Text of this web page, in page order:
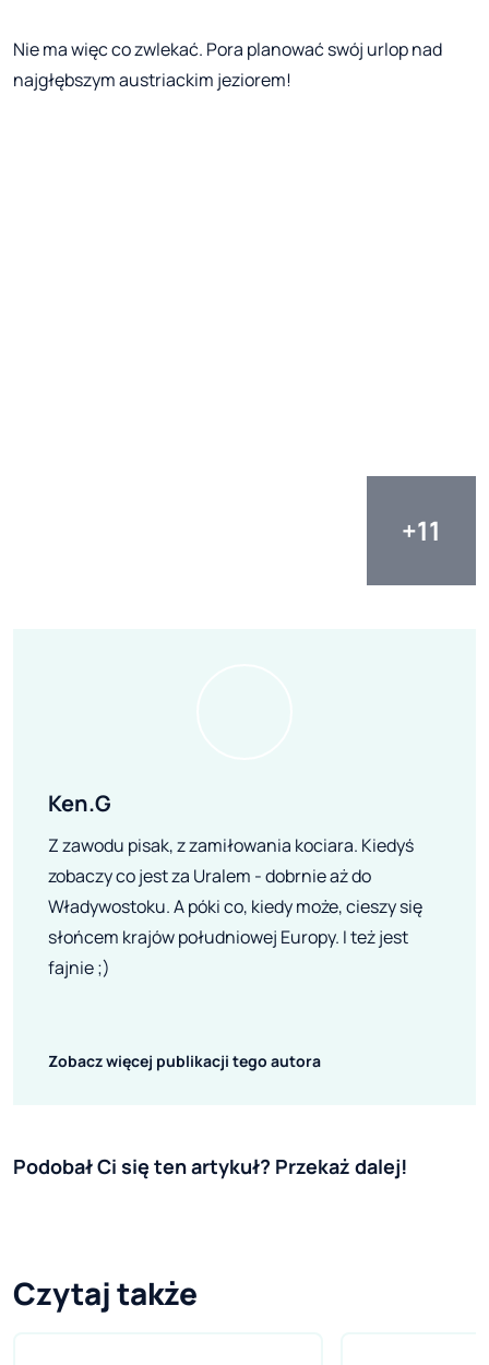
Nie ma więc co zwlekać. Pora planować swój urlop nad
najgłębszym austriackim jeziorem!
Ken.G
Z zawodu pisak, z zamiłowania kociara. Kiedyś
zobaczy co jest za Uralem - dobrnie aż do
Władywostoku. A póki co, kiedy może, cieszy się
słońcem krajów południowej Europy. I też jest
fajnie ;)
Zobacz więcej publikacji tego autora
Podobał Ci się ten artykuł? Przekaż dalej!
Czytaj także